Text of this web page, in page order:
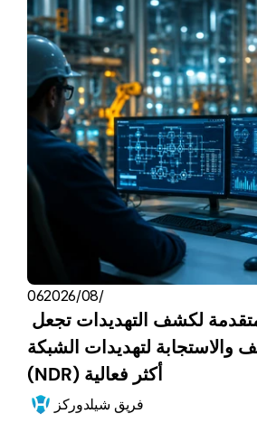
06‏/08‏/2026
والاستجابة لتهديدات الشبكة
(NDR) أكثر فعالية
فريق شيلدوركز